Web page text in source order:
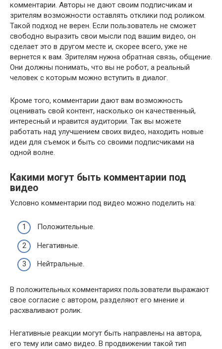
комментарии. Авторы не дают своим подписчикам и
зрителям возможности оставлять отклики под роликом.
Такой подход не верен. Если пользователь не сможет
свободно выразить свои мысли под вашим видео, он
сделает это в другом месте и, скорее всего, уже не
вернется к вам. Зрителям нужна обратная связь, общение.
Они должны понимать, что вы не робот, а реальный
человек с которым можно вступить в диалог.
Кроме того, комментарии дают вам возможность
оценивать свой контент, насколько он качественный,
интересный и нравится аудитории. Так вы можете
работать над улучшением своих видео, находить новые
идеи для съемок и быть со своими подписчиками на
одной волне.
Какими могут быть комментарии под
видео
Условно комментарии под видео можно поделить на:
Положительные.
Негативные.
Нейтральные.
В положительных комментариях пользователи выражают
свое согласие с автором, разделяют его мнение и
расхваливают ролик.
Негативные реакции могут быть направлены на автора,
его тему или само видео. В продвижении такой тип